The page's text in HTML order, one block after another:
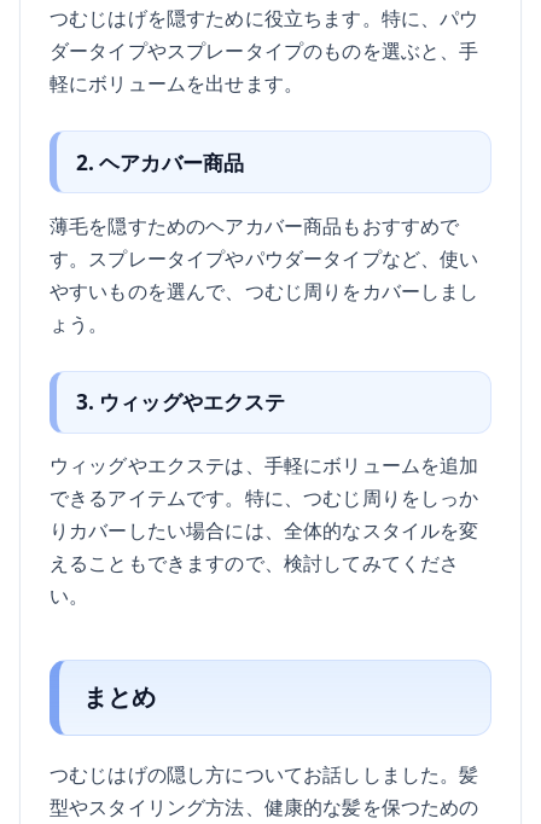
つむじはげを隠すために役立ちます。特に、パウ
ダータイプやスプレータイプのものを選ぶと、手
軽にボリュームを出せます。
2. ヘアカバー商品
薄毛を隠すためのヘアカバー商品もおすすめで
す。スプレータイプやパウダータイプなど、使い
やすいものを選んで、つむじ周りをカバーしまし
ょう。
3. ウィッグやエクステ
ウィッグやエクステは、手軽にボリュームを追加
できるアイテムです。特に、つむじ周りをしっか
りカバーしたい場合には、全体的なスタイルを変
えることもできますので、検討してみてくださ
い。
まとめ
つむじはげの隠し方についてお話ししました。髪
型やスタイリング方法、健康的な髪を保つための